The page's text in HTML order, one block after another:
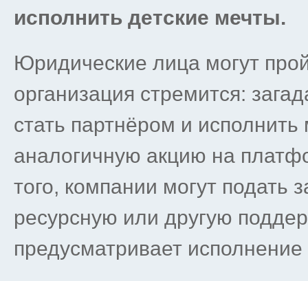
исполнить детские мечты.
Юридические лица могут
организация стремится:
стать партнёром и
аналогичную акцию на
того, компании могут
ресурсную или другую
предусматривает